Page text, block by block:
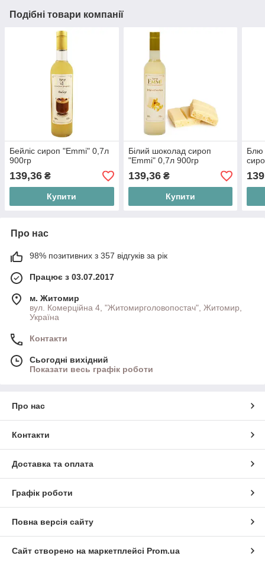
Подібні товари компанії
Бейліс сироп "Emmi" 0,7л
900гр
139,36 ₴
Купити
Білий шоколад сироп
"Emmi" 0,7л 900гр
139,36₴
Купити
Блю
Про нас
98% позитивних з 357 відгуків за рік
Працює з 03.07.2017
м. Житомир
вул. Комерційна 4, "Житомирголовопостач", Житомир,
Україна
Контакти
Сьогодні вихідний
Показати весь графік роботи
Про нас
Контакти
Доставка та оплата
Графік роботи
Повна версія сайту
Сайт створено на маркетплейсі Prom.ua